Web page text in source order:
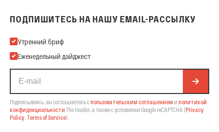
ПОДПИШИТЕСЬ НА НАШУ EMAIL-РАССЫЛКУ
Подпишитесь на нашу Email-рассылку
Утренний бриф
Еженедельный дайджест
Подписываясь, вы соглашаетесь спользовательским соглашением и политикой
конфиденциальности The Insider, а также с условиями Google reCAPTCHA (Privacy
Policy, Terms of Service).